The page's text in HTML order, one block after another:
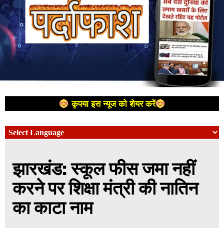
कृपया इस न्यूज को शेयर करें
झारखंड: स्कूल फीस जमा नहीं
करने पर शिक्षा मंत्री की नातिन
का काटा नाम